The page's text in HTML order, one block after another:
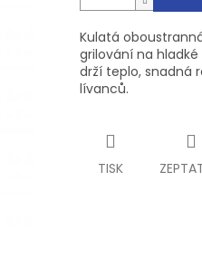
Kulatá
grilování na
drží teplo, snadná
lívanců.
TISK